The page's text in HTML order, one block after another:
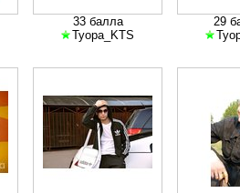
33 балла
Tyopa_KTS
29